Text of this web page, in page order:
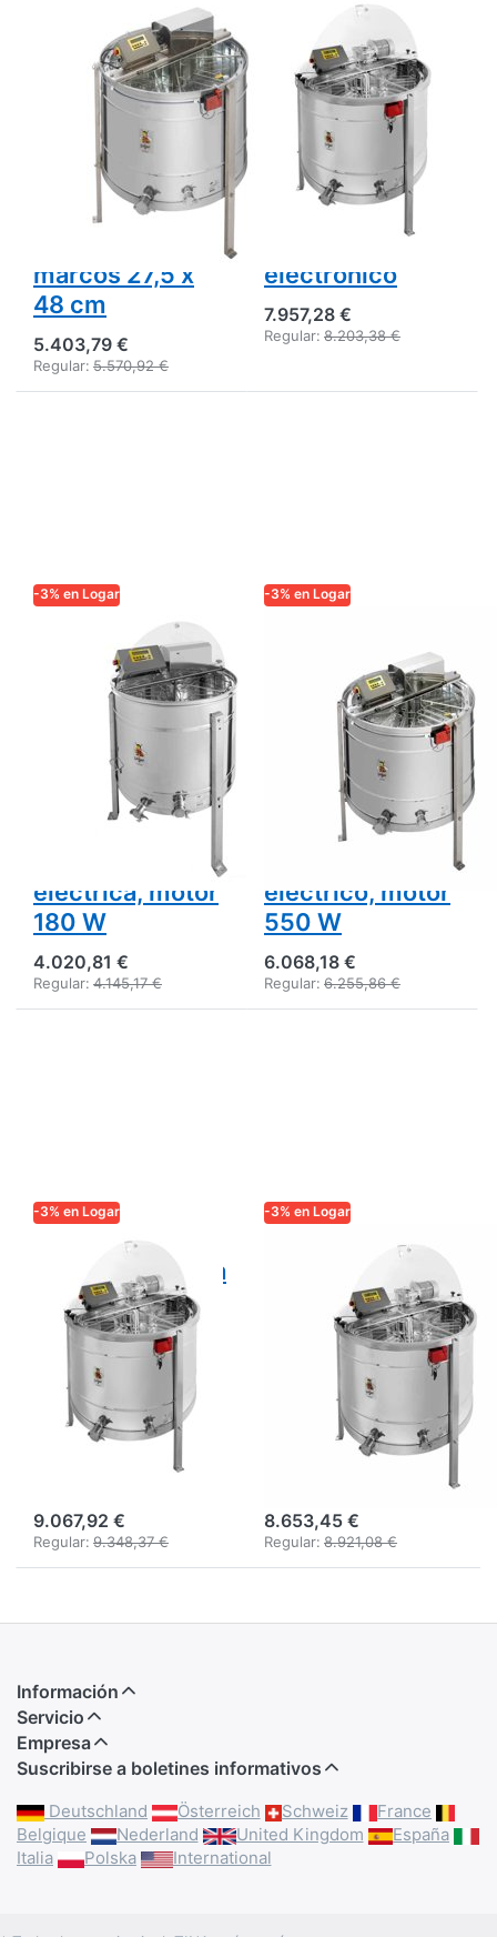
Extractor Logar
con volteo
automático de 8
recipiente 95
cm, motor 370
W, totalmente
marcos 27,5 x
48 cm
5.403,79 €
Regular: 5.570,92 €
LOGAR TRADE
Logar Extractor
de 8 cuadros
con volteo
automático,
cuba 110 cm,
motor 750 W,
35x48 cm,
electrónico
7.957,28 €
Regular: 8.203,38 €
-3% en Logar
centrifugadora
inversión
automática 12
cuadros, tambor
Ø76 cm, doble
eléctrica, motor
180 W
4.020,81 €
Regular: 4.145,17 €
-3% en Logar
automático
Logar 12
cuadros DT,
tambor 95 cm,
27,5x48 cm,
eléctrico, motor
550 W
6.068,18 €
Regular: 6.255,86 €
-3% en Logar
LOGAR TRADE
Logar extractora
auto-invertible
de 12 cuadros
DT, tambor 110
cm, 35x48 cm,
totalmente
electrónica,
motor 750 W
9.067,92 €
Regular: 9.348,37 €
-3% en Logar
Logar centrífuga
autoviradora de
16 cuadros,
cuba 110 cm,
27,5 x 48 cm,
totalmente
electrónica,
8.653,45 €
Regular: 8.921,08 €
Información
Servicio
Empresa
Suscribirse a boletines informativos
Deutschland Österreich Schweiz
France
Belgique
Nederland United Kingdom
España
Italia
Polska International